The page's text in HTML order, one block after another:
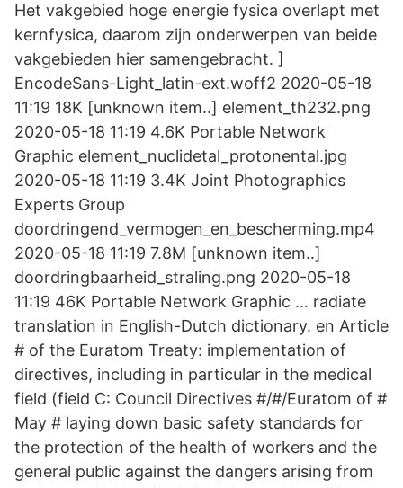
Het vakgebied hoge energie fysica overlapt met
kernfysica, daarom zijn onderwerpen van beide
vakgebieden hier samengebracht. ]
EncodeSans-Light_latin-ext.woff2 2020-05-18
11:19 18K [unknown item..] element_th232.png
2020-05-18 11:19 4.6K Portable Network
Graphic element_nuclidetal_protonental.jpg
2020-05-18 11:19 3.4K Joint Photographics
Experts Group
doordringend_vermogen_en_bescherming.mp4
2020-05-18 11:19 7.8M [unknown item..]
doordringbaarheid_straling.png 2020-05-18
11:19 46K Portable Network Graphic … radiate
translation in English-Dutch dictionary. en Article
# of the Euratom Treaty: implementation of
directives, including in particular in the medical
field (field C: Council Directives #/#/Euratom of #
May # laying down basic safety standards for
the protection of the health of workers and the
general public against the dangers arising from